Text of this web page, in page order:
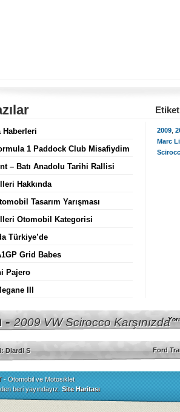
Haberleri
1 Paddock Club Misafiydim
– Batı Anadolu Tarihi Rallisi
Hakkında
Tasarım Yarışması
Otomobil Kategorisi
Türkiye’de
Grid Babes
Pajero
III
2009
Marc
-2009 VW Scirocco Karşınızda
Diardi S Ford
- Otomobil ve Motosiklet
beri yayındayız. Site Haritası